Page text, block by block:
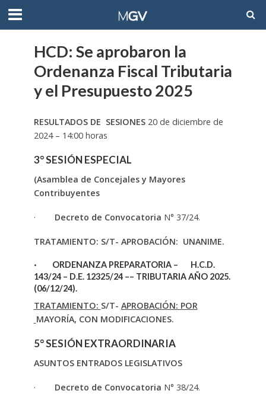
HCD: Se aprobaron la
Ordenanza Fiscal Tributaria
y el Presupuesto 2025
RESULTADOS DE SESIONES20 de diciembre de
2024 – 14:00 horas
3° SESIÓN ESPECIAL
(Asamblea de Concejales y Mayores
Contribuyentes
· Decreto de Convocatoria N° 37/24.
TRATAMIENTO: S/T- APROBACIÓN: UNANIME.
· ORDENANZA PREPARATORIA –
H.C.D.
143/24 – D.E. 12325/24 –– TRIBUTARIA AÑO 2025.
(06/12/24).
TRATAMIENTO: S/T- APROBACIÓN: POR
MAYORÍA, CON MODIFICACIONES.
5° SESIÓN EXTRAORDINARIA
ASUNTOS ENTRADOS LEGISLATIVOS
· Decreto de Convocatoria N° 38/24.